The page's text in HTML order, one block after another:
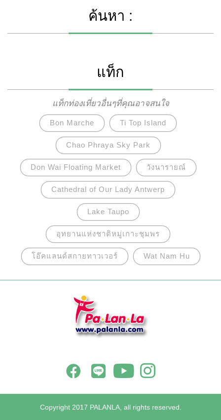
ค้นหา :
แท็ก
แท็กท่องเที่ยวอื่นๆที่คุณอาจสนใจ
Bon Marche Ti Top Island
Chao Phraya Sky Park
Don Wai Floating Market วังนารายณ์
Cathedral of Our Lady Antwerp
Lake Taupo
อุทยานแห่งชาติหมู่เกาะชุมพร
โอ๊คแลนด์สกายทาวเวอร์ Wat Nam Hu
Copyright 2017 PALANLA, all rights reserved.